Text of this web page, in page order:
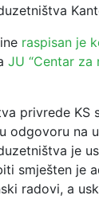
raspisan je
JU “Centar za
privrede KS
odgovoru na
je
smješten je
radovi, a